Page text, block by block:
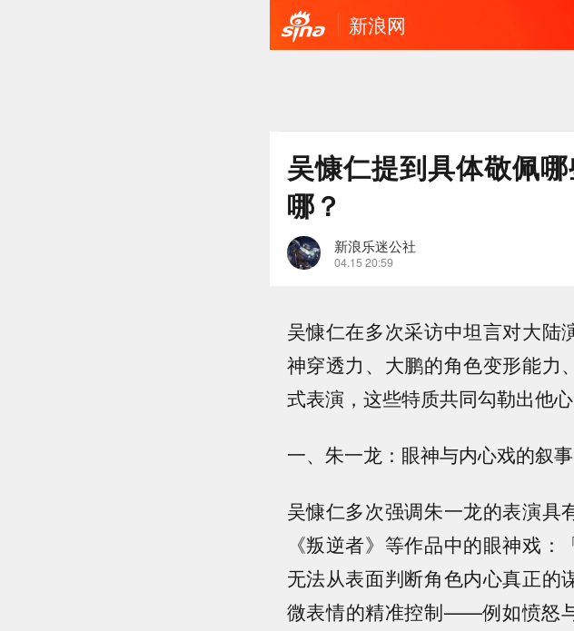
新浪网
吴慷仁提到具体敬佩
哪？
新浪乐迷公社
04.15 20:59
吴慷仁在多次采访中坦言对大陆
神穿透力、大鹏的角色变形能力
式表演，这些特质共同勾勒出他
一、朱一龙：眼神与内心戏的叙
吴慷仁多次强调朱一龙的表演具
《叛逆者》等作品中的眼神戏
无法从表面判断角色内心真正的
微表情的精准控制——例如愤怒